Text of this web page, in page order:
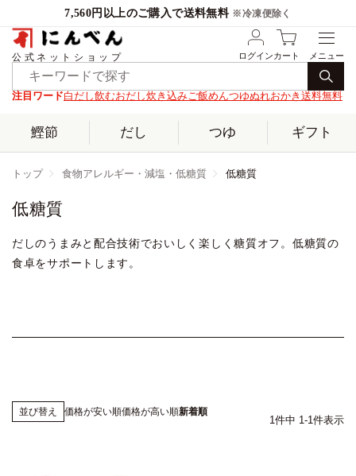
7,560円以上のご購入で送料無料 ※冷凍便除く
公式ネットショップ ログインカート
注目ワード白だし飲むおだし炊き込みご飯めんつゆぬれおかき 送料無料
鰹節 だし つゆ ギフト
トップ 食物アレルギー・減塩・低糖質 低糖質
低糖質
だしのうまみと配合技術でおいしく楽しく糖質オフ。低糖質の
食卓をサポートします。
並び替え 価格が安い順価格が高い順新着順
1 件中 1 -1 件表示